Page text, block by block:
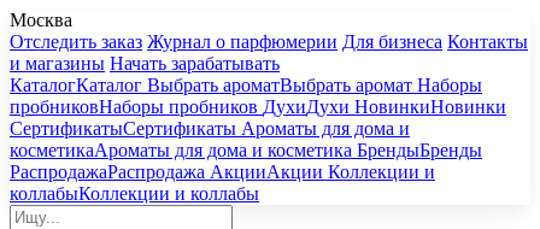
Москва
Отследить заказ Журнал о парфюмерии Для бизнеса Контакты
и магазины Начать зарабатывать
КаталогКаталог Выбрать ароматВыбрать аромат Наборы
пробниковНаборы пробников ДухиДухи НовинкиНовинки
СертификатыСертификаты Ароматы для дома и
косметикаАроматы для дома и косметика БрендыБренды
РаспродажаРаспродажа АкцииАкции Коллекции и
коллабыКоллекции и коллабы